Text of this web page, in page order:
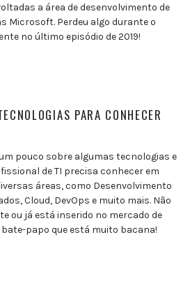
a área de desenvolvimento de
Microsoft. Perdeu algo durante o
no último episódio de 2019!
PARA CONHECER
pouco sobre algumas tecnologias e
de TI precisa conhecer em
áreas, como Desenvolvimento
Cloud, DevOps e muito mais. Não
ou já está inserido no mercado de
papo que está muito bacana!